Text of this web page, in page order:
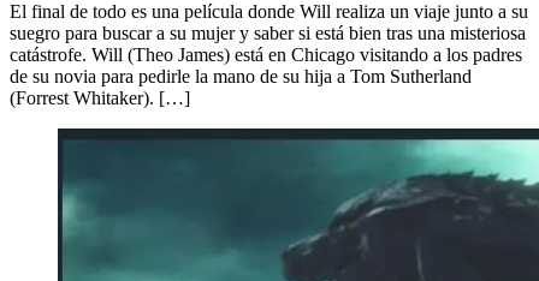
El final de todo es una película donde Will realiza un viaje junto a su
suegro para buscar a su mujer y saber si está bien tras una misteriosa
catástrofe. Will (Theo James) está en Chicago visitando a los padres
de su novia para pedirle la mano de su hija a Tom Sutherland
(Forrest Whitaker). […]